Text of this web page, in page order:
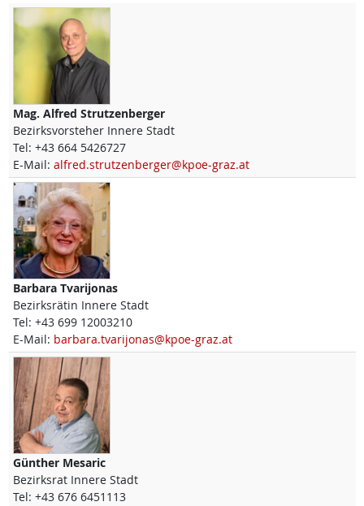
Mag. Alfred Strutzenberger
Bezirksvorsteher Innere Stadt
Tel: +43 664 5426727
E-Mail: alfred.strutzenberger@kpoe-graz.at
Barbara Tvarijonas
Bezirksrätin Innere Stadt
Tel: +43 699 12003210
E-Mail: barbara.tvarijonas@kpoe-graz.at
Günther Mesaric
Bezirksrat Innere Stadt
Tel: +43 676 6451113